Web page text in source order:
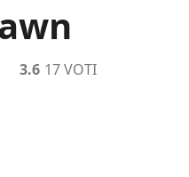
3.6 17 VOTI